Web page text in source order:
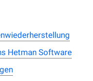
Hetman Software